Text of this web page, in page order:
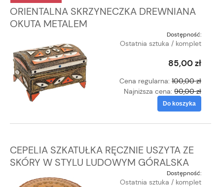
ORIENTALNA SKRZYNECZKA DREWNIANA
OKUTA METALEM
Dostępność:
Ostatnia sztuka / komplet
85,00 zł
Cena regularna: 100,00 zł
Najniższa cena: 90,00 zł
Do koszyka
CEPELIA SZKATUŁKA RĘCZNIE USZYTA ZE
SKÓRY W STYLU LUDOWYM GÓRALSKA
Dostępność:
Ostatnia sztuka / komplet